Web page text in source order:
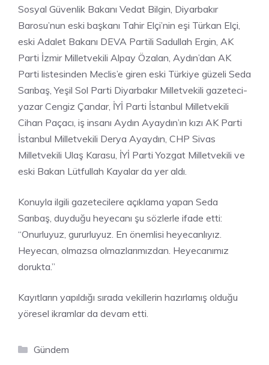
Sosyal Güvenlik Bakanı Vedat Bilgin, Diyarbakır
Barosu’nun eski başkanı Tahir Elçi’nin eşi Türkan Elçi,
eski Adalet Bakanı DEVA Partili Sadullah Ergin, AK
Parti İzmir Milletvekili Alpay Özalan, Aydın’dan AK
Parti listesinden Meclis’e giren eski Türkiye güzeli Seda
Sarıbaş, Yeşil Sol Parti Diyarbakır Milletvekili gazeteci-
yazar Cengiz Çandar, İYİ Parti İstanbul Milletvekili
Cihan Paçacı, iş insanı Aydın Ayaydın’ın kızı AK Parti
İstanbul Milletvekili Derya Ayaydın, CHP Sivas
Milletvekili Ulaş Karasu, İYİ Parti Yozgat Milletvekili ve
eski Bakan Lütfullah Kayalar da yer aldı.
Konuyla ilgili gazetecilere açıklama yapan Seda
Sarıbaş, duyduğu heyecanı şu sözlerle ifade etti:
“Onurluyuz, gururluyuz. En önemlisi heyecanlıyız.
Heyecan, olmazsa olmazlarımızdan. Heyecanımız
dorukta.”
Kayıtların yapıldığı sırada vekillerin hazırlamış olduğu
yöresel ikramlar da devam etti.
Kategoriler
Gündem